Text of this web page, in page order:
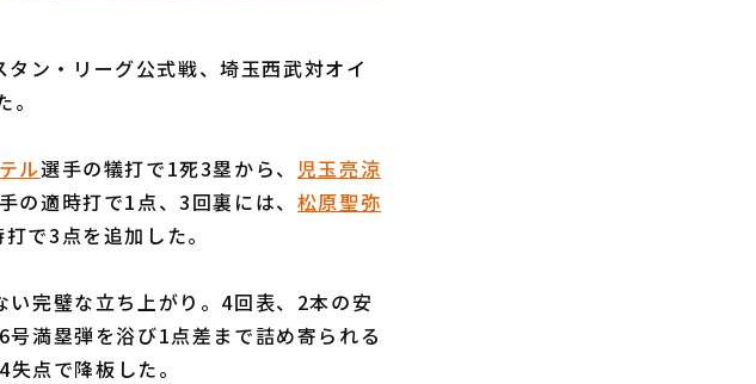
ン・リーグ公式戦、埼玉西武対オイ
ル選手の犠打で1死3塁から、 児玉亮涼
の適時打で1点、3回裏には、 松原聖弥
で3点を追加した。
完璧な立ち上がり。4回表、2本の安
満塁弾を浴び1点差まで詰め寄られる
点で降板した。